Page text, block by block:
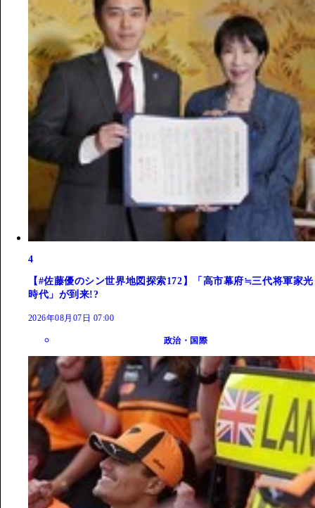
4
【#佐藤優のシン世界地図探索172】「高市幕府≒三代将軍家光
時代」が到来!?
2026年08月07日 07:00
政治・国際